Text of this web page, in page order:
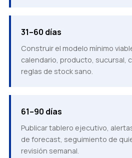
31–60 días
Construir el modelo mínimo
calendario, producto, sucursal,
reglas de stock sano.
61–90 días
Publicar tablero ejecutivo,
de forecast, seguimiento de
revisión semanal.